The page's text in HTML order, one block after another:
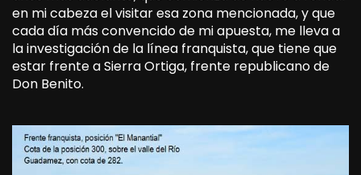
en mi cabeza el visitar esa zona mencionada, y que
cada día más convencido de mi apuesta, me lleva a
la investigación de la línea franquista, que tiene que
estar frente a Sierra Ortiga, frente republicano de
Don Benito.